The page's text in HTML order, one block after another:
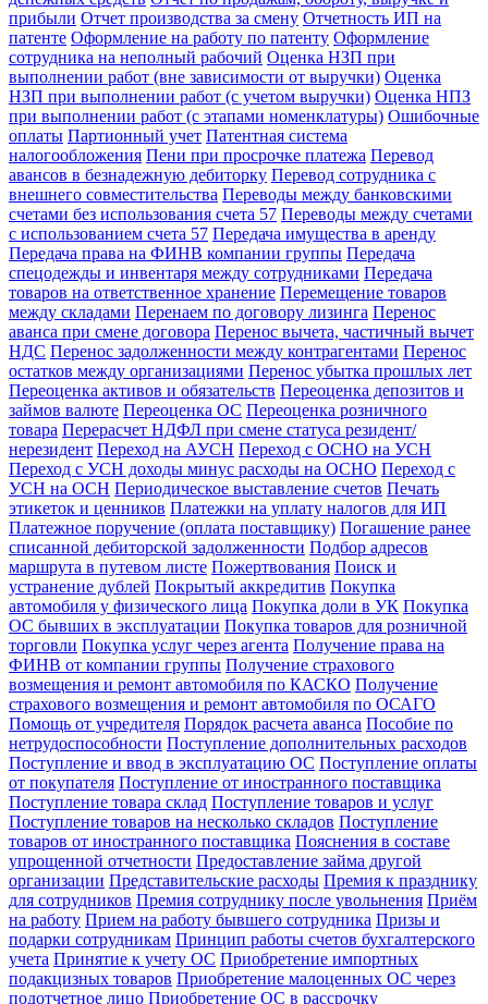
прибыли Отчет производства за смену Отчетность ИП на
патенте Оформление на работу по патенту Оформление
сотрудника на неполный рабочий Оценка НЗП при
выполнении работ (вне зависимости от выручки) Оценка
НЗП при выполнении работ (с учетом выручки) Оценка НПЗ
при выполнении работ (с этапами номенклатуры) Ошибочные
оплаты Партионный учет Патентная система
налогообложения Пени при просрочке платежа Перевод
авансов в безнадежную дебиторку Перевод сотрудника с
внешнего совместительства Переводы между банковскими
счетами без использования счета 57 Переводы между счетами
с использованием счета 57 Передача имущества в аренду
Передача права на ФИНВ компании группы Передача
спецодежды и инвентаря между сотрудниками Передача
товаров на ответственное хранение Перемещение товаров
между складами Перенаем по договору лизинга Перенос
аванса при смене договора Перенос вычета, частичный вычет
НДС Перенос задолженности между контрагентами Перенос
остатков между организациями Перенос убытка прошлых лет
Переоценка активов и обязательств Переоценка депозитов и
займов валюте Переоценка ОС Переоценка розничного
товара Перерасчет НДФЛ при смене статуса резидент/
нерезидент Переход на АУСН Переход с ОСНО на УСН
Переход с УСН доходы минус расходы на ОСНО Переход с
УСН на ОСН Периодическое выставление счетов Печать
этикеток и ценников Платежки на уплату налогов для ИП
Платежное поручение (оплата поставщику) Погашение ранее
списанной дебиторской задолженности Подбор адресов
маршрута в путевом листе Пожертвования Поиск и
устранение дублей Покрытый аккредитив Покупка
автомобиля у физического лица Покупка доли в УК Покупка
ОС бывших в эксплуатации Покупка товаров для розничной
торговли Покупка услуг через агента Получение права на
ФИНВ от компании группы Получение страхового
возмещения и ремонт автомобиля по КАСКО Получение
страхового возмещения и ремонт автомобиля по ОСАГО
Помощь от учредителя Порядок расчета аванса Пособие по
нетрудоспособности Поступление дополнительных расходов
Поступление и ввод в эксплуатацию ОС Поступление оплаты
от покупателя Поступление от иностранного поставщика
Поступление товара склад Поступление товаров и услуг
Поступление товаров на несколько складов Поступление
товаров от иностранного поставщика Пояснения в составе
упрощенной отчетности Предоставление займа другой
организации Представительские расходы Премия к празднику
для сотрудников Премия сотруднику после увольнения Приём
на работу Прием на работу бывшего сотрудника Призы и
подарки сотрудникам Принцип работы счетов бухгалтерского
учета Принятие к учету ОС Приобретение импортных
подакцизных товаров Приобретение малоценных ОС через
подотчетное лицо Приобретение ОС в рассрочку